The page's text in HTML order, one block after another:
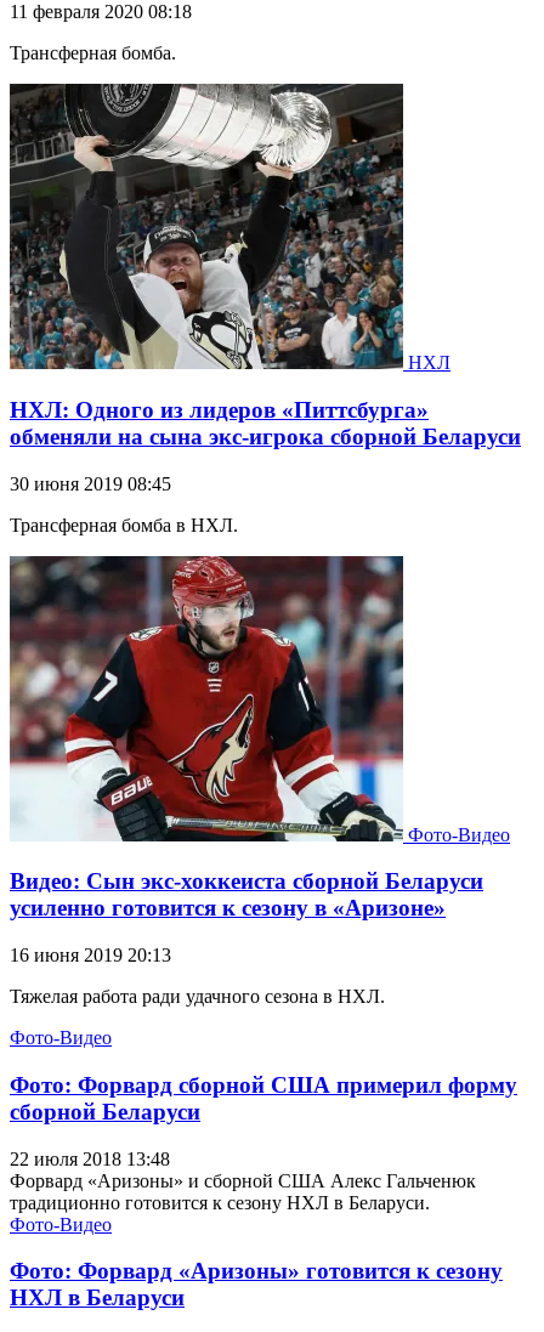
11 февраля 2020 08:18
Трансферная бомба.
НХЛ
НХЛ: Одного из лидеров «Питтсбурга»
обменяли на сына экс-игрока сборной Беларуси
30 июня 2019 08:45
Трансферная бомба в НХЛ.
Фото-Видео
Видео: Сын экс-хоккеиста сборной Беларуси
усиленно готовится к сезону в «Аризоне»
16 июня 2019 20:13
Тяжелая работа ради удачного сезона в НХЛ.
Фото-Видео
Фото: Форвард сборной США примерил форму
сборной Беларуси
22 июля 2018 13:48
Форвард «Аризоны» и сборной США Алекс Гальченюк
традиционно готовится к сезону НХЛ в Беларуси.
Фото-Видео
Фото: Форвард «Аризоны» готовится к сезону
НХЛ в Беларуси